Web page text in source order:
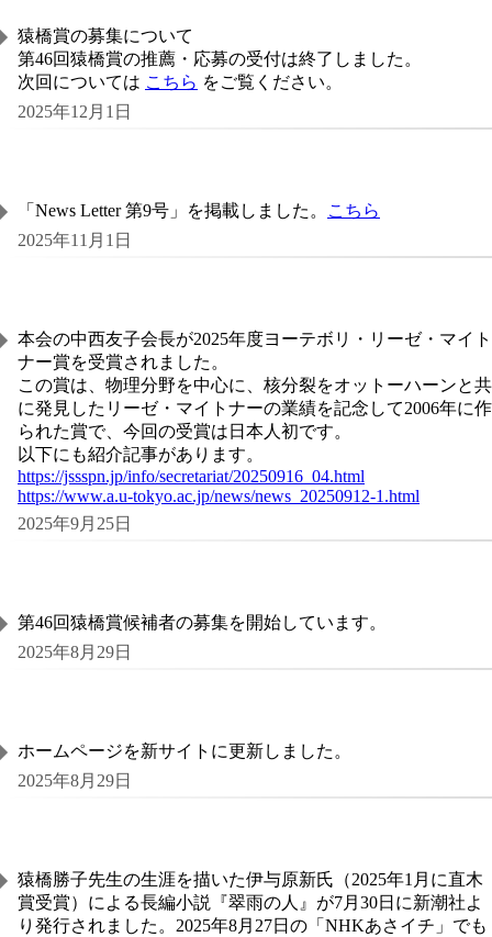
猿橋賞の募集について
第46回猿橋賞の推薦・応募の受付は終了しました。
次回については こちら をご覧ください。
2025年12月1日
「News Letter 第9号」を掲載しました。
こちら
2025年11月1日
本会の中西友子会長が2025年度ヨーテボリ・リーゼ・マイト
ナー賞を受賞されました。
この賞は、物理分野を中心に、核分裂をオットーハーンと共
に発見したリーゼ・マイトナーの業績を記念して2006年に作
られた賞で、今回の受賞は日本人初です。
以下にも紹介記事があります。
https://jssspn.jp/info/secretariat/20250916_04.html
https://www.a.u-tokyo.ac.jp/news/news_20250912-1.html
2025年9月25日
第46回猿橋賞候補者の募集を開始しています。
2025年8月29日
ホームページを新サイトに更新しました。
2025年8月29日
猿橋勝子先生の生涯を描いた伊与原新氏（2025年1月に直木
賞受賞）による長編小説『翠雨の人』が7月30日に新潮社よ
り発行されました。2025年8月27日の「NHKあさイチ」でも